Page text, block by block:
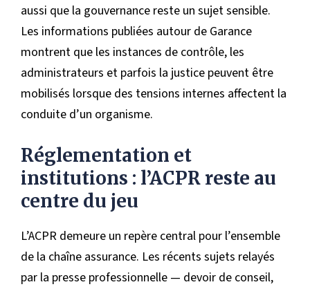
aussi que la gouvernance reste un sujet sensible.
Les informations publiées autour de Garance
montrent que les instances de contrôle, les
administrateurs et parfois la justice peuvent être
mobilisés lorsque des tensions internes affectent la
conduite d’un organisme.
Réglementation et
institutions : l’ACPR reste au
centre du jeu
L’ACPR demeure un repère central pour l’ensemble
de la chaîne assurance. Les récents sujets relayés
par la presse professionnelle — devoir de conseil,